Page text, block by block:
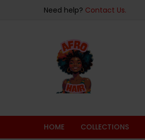
Need help? Contact Us.
HOME COLLECTIONS